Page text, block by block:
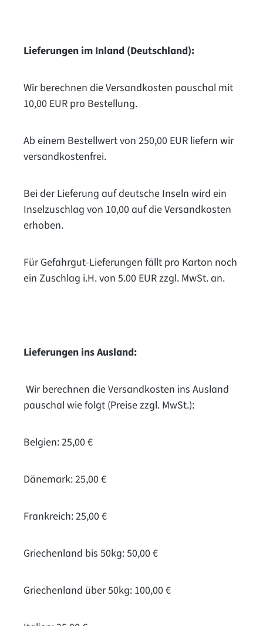
Lieferungen im Inland (Deutschland):
Wir berechnen die Versandkosten pauschal mit
10,00 EUR pro Bestellung.
Ab einem Bestellwert von 250,00 EUR liefern wir
versandkostenfrei.
Bei der Lieferung auf deutsche Inseln wird ein
Inselzuschlag von 10,00auf die Versandkosten
erhoben.
Für Gefahrgut-Lieferungen fällt pro Karton noch
ein Zuschlag i.H. von 5.00 EUR zzgl. MwSt. an.
Lieferungen ins Ausland:
Wir berechnen die Versandkosten ins Ausland
pauschal wie folgt (Preise zzgl. MwSt.):
Belgien: 25,00 €
Dänemark: 25,00 €
Frankreich: 25,00 €
Griechenland bis 50kg: 50,00 €
Griechenland über 50kg: 100,00 €